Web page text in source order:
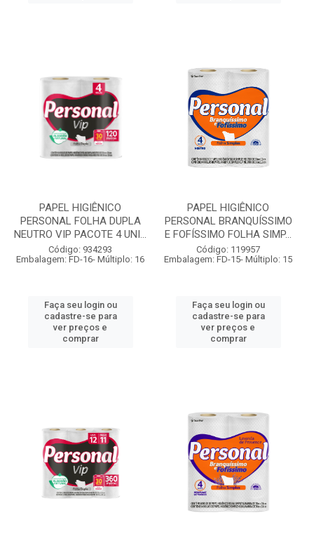
PAPEL HIGIÊNICO
PERSONAL FOLHA DUPLA
NEUTRO VIP PACOTE 4 UNI...
Código: 934293
Embalagem: FD-16- Múltiplo: 16
Faça seu login ou
cadastre-se para
ver preços e
comprar
PAPEL HIGIÊNICO
PERSONAL BRANQUÍSSIMO
E FOFÍSSIMO FOLHA SIMP...
Código: 119957
Embalagem: FD-15- Múltiplo: 15
Faça seu login ou
cadastre-se para
ver preços e
comprar